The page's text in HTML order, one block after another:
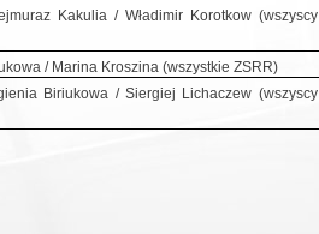
Kakulia /Władimir Korotkow (wszyscy
/ Marina Kroszina (wszystkie ZSRR)
Biriukowa / Siergiej Lichaczew (wszyscy